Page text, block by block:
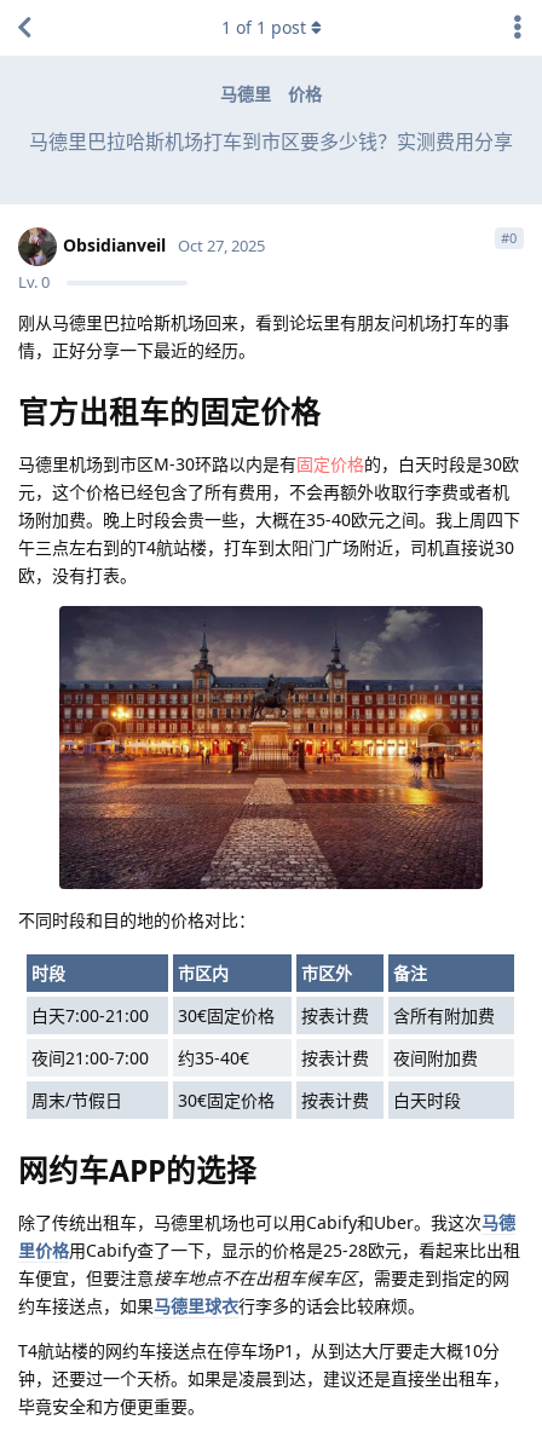
马德里 价格
马德里巴拉哈斯机场打车到市区要多少钱？实测费用分享
1 of 1 post
Obsidianveil
Lv.0
Oct 27, 2025 #0
刚从马德里巴拉哈斯机场回来，看到论坛里有朋友问机场打车的事
情，正好分享一下最近的经历。
官方出租车的固定价格
马德里机场到市区M-30环路以内是有固定价格的，白天时段是30欧
元，这个价格已经包含了所有费用，不会再额外收取行李费或者机
场附加费。晚上时段会贵一些，大概在35-40欧元之间。我上周四下
午三点左右到的T4航站楼，打车到太阳门广场附近，司机直接说30
欧，没有打表。
不同时段和目的地的价格对比：
时段 市区内 市区外
备注
白天7:00-21:00
30€固定价格 按表计费
含所有附加费
夜间21:00-7:00
约35-40€ 按表计费
夜间附加费
周末/节假日
30€固定价格 按表计费 白天时段
网约车APP的选择
除了传统出租车，马德里机场也可以用Cabify和Uber。我这次马德
里价格用Cabify查了一下，显示的价格是25-28欧元，看起来比出租
车便宜，但要注意接车地点不在出租车候车区，需要走到指定的网
约车接送点，如果马德里球衣行李多的话会比较麻烦。
T4航站楼的网约车接送点在停车场P1，从到达大厅要走大概10分
钟，还要过一个天桥。如果是凌晨到达，建议还是直接坐出租车，
毕竟安全和方便更重要。